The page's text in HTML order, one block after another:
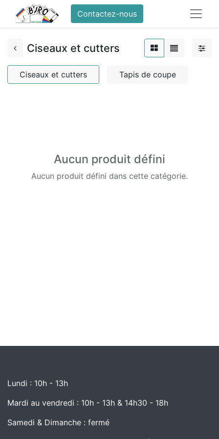
Contactez-nous
Ciseaux et cutters
Ciseaux et cutters Tapis de coupe
Aucun produit défini
Aucun produit défini dans cette catégorie.
Lundi : 10h - 13h
Mardi au vendredi : 10h - 13h & 14h30 - 18h
Samedi & Dimanche : fermé